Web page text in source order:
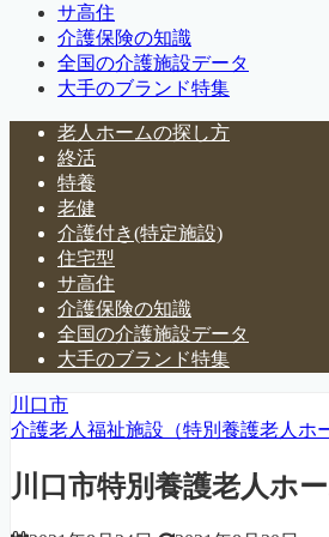
サ高住
介護保険の知識
全国の介護施設データ
大手のブランド特集
老人ホームの探し方
終活
特養
老健
介護付き(特定施設)
住宅型
サ高住
介護保険の知識
全国の介護施設データ
大手のブランド特集
川口市
介護老人福祉施設（特別養護老人ホ
川口市特別養護老人ホ